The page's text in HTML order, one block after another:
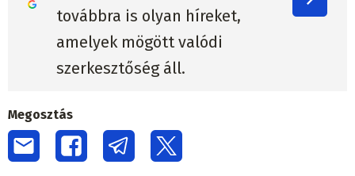
továbbra is olyan híreket,
amelyek mögött valódi
szerkesztőség áll.
Megosztás